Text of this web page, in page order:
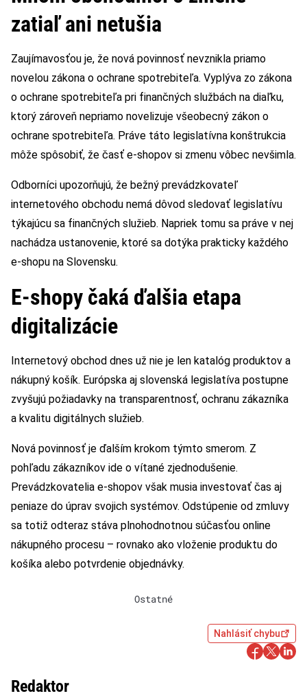
zatiaľ ani netušia
Zaujímavosťou je, že nová povinnosť nevznikla priamo
novelou zákona o ochrane spotrebiteľa. Vyplýva zo zákona
o ochrane spotrebiteľa pri finančných službách na diaľku,
ktorý zároveň nepriamo novelizuje všeobecný zákon o
ochrane spotrebiteľa. Práve táto legislatívna konštrukcia
môže spôsobiť, že časť e-shopov si zmenu vôbec nevšimla.
Odborníci upozorňujú, že bežný prevádzkovateľ
internetového obchodu nemá dôvod sledovať legislatívu
týkajúcu sa finančných služieb. Napriek tomu sa práve v nej
nachádza ustanovenie, ktoré sa dotýka prakticky každého
e-shopu na Slovensku.
E-shopy čaká ďalšia etapa
digitalizácie
Internetový obchod dnes už nie je len katalóg produktov a
nákupný košík. Európska aj slovenská legislatíva postupne
zvyšujú požiadavky na transparentnosť, ochranu zákazníka
a kvalitu digitálnych služieb.
Nová povinnosť je ďalším krokom týmto smerom. Z
pohľadu zákazníkov ide o vítané zjednodušenie.
Prevádzkovatelia e-shopov však musia investovať čas aj
peniaze do úprav svojich systémov. Odstúpenie od zmluvy
sa totiž odteraz stáva plnohodnotnou súčasťou online
nákupného procesu – rovnako ako vloženie produktu do
košíka alebo potvrdenie objednávky.
Ostatné
Nahlásiť chybu
Redaktor